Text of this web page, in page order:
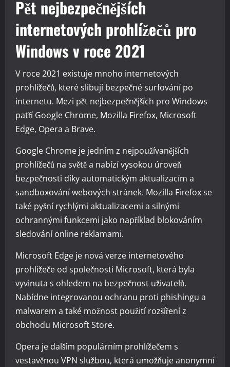
Pět nejbezpečnějších
internetových prohlížečů pro
Windows v roce 2021
V roce 2021 existuje mnoho internetových
prohlížečů, které slibují bezpečné surfování po
internetu. Mezi pět nejbezpečnějších pro Windows
patří Google Chrome, Mozilla Firefox, Microsoft
Edge, Opera a Brave.
Google Chrome je jedním z nejpoužívanějších
prohlížečů na světě a nabízí vysokou úroveň
bezpečnosti díky automatickým aktualizacím a
sandboxování webových stránek. Mozilla Firefox se
také pyšní rychlými aktualizacemi a silnými
ochrannými funkcemi jako například blokováním
sledování online reklamami.
Microsoft Edge je nová verze internetového
prohlížeče od společnosti Microsoft, která byla
vyvinuta s ohledem na bezpečnost uživatelů.
Nabídne integrovanou ochranu proti phishingu a
malwarem a také možnost použití rozšíření z
obchodu Microsoft Store.
Opera je dalším populárním prohlížečem s
vestavěnou VPN službou, která umožňuje anonymní